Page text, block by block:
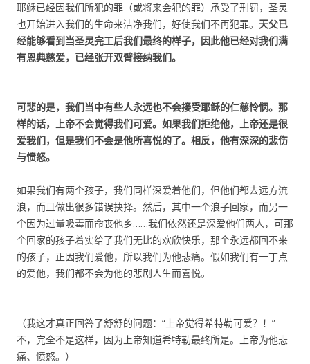
耶稣已经因我们所犯的罪（或将来会犯的罪）承受了刑罚，圣灵
也开始进入我们的生命来洁净我们，好使我们不再犯罪。 天父已
经能够看到当圣灵完工后我们最终的样子，因此他已经对我们满
有恩典慈爱，已经张开双臂接纳我们。
可悲的是，我们当中有些人永远也不会接受耶稣的仁慈怜悯。那
样的话，上帝不会觉得我们可爱。如果我们拒绝他，上帝还是很
爱我们，但是我们不会是他所喜悦的了。相反，他有深深的悲伤
与愤怒。
如果我们有两个孩子，我们同样深爱着他们，但他们都去远方流
浪，而且做出很多错误抉择。然后，其中一个浪子回家，而另一
个因为过量吸毒而命丧他乡……我们依然还是深爱他们两人，可那
个回家的孩子着实给了我们无比的欢欣快乐，那个永远都回不来
的孩子，正因我们爱他，所以我们为他悲痛。假如我们有一丁点
的爱他，我们都不会为他的悲剧人生而喜悦。
（我这才真正回答了舒舒的问题：“上帝觉得希特勒可爱？！”
不，完全不是这样，因为上帝知道希特勒最终所是。上帝为他悲
痛、愤怒。）